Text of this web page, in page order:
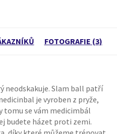
FOTOGRAFIE (3)
neodskakuje. Slam ball patří
je vyroben z pryže,
tomu se vám medicimbál
budete házet proti zemi.